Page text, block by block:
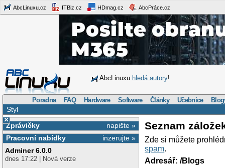
AbcLinuxu.cz ITBiz.cz HDmag.cz AbcPráce.cz
AbcLinuxu hledá autory!
Poradna FAQ Hardware Software Články Učebnice
Styl
×
napište »
Zprávičky
inzerujte »
Pracovní nabídky
Adminer 6.0.0
dnes 17:22 | Nová verze
Seznam
Zde si můžete
spam.
Adresář: /Blogs